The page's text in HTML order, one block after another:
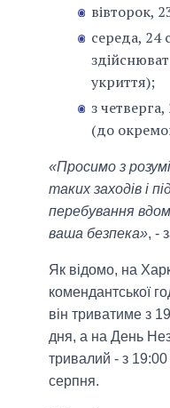
вівторок,
середа, 24
укриття);
з
(до
«Просимо з
таких заходів і
перебування
ваша безпека», -
Як відомо, на
комендантської
він триватиме з
дня, а на День
тривалий - з
серпня.